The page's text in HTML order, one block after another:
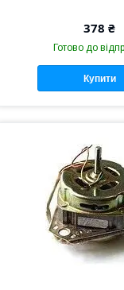
378 ₴
Готово до
Купити